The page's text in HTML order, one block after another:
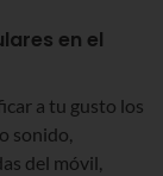
en el
a tu gusto los
sonido,
del móvil,